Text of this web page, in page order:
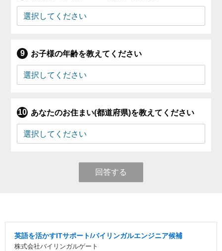
お子様の年齢を教えてください
あなたのお住まい(都道府県)を教えてください
回答する
英語を活かすITサポート/バイリンガルエンジニア候補
株式会社バイリンガルゲート